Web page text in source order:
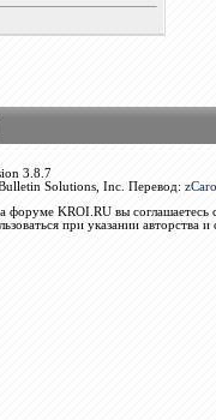
3.8.7
Solutions, Inc. Перевод:
KROI.RU вы соглашаетесь
при указании авторства